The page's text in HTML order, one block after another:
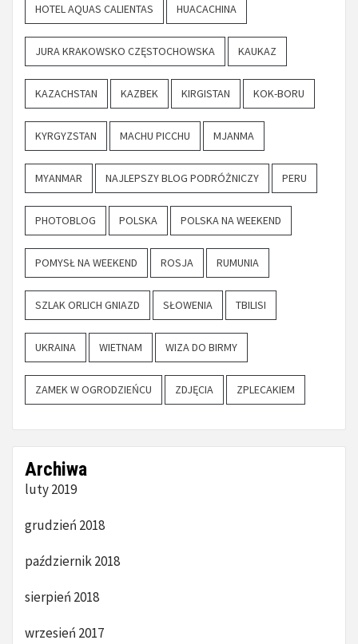
HOTEL AQUAS CALIENTAS HUACACHINA
JURA KRAKOWSKO CZĘSTOCHOWSKA KAUKAZ
KAZACHSTAN KAZBEK KIRGISTAN KOK-BORU
KYRGYZSTAN MACHU PICCHU MJANMA
MYANMAR NAJLEPSZY BLOG PODRÓŻNICZY PERU
PHOTOBLOG POLSKA POLSKA NA WEEKEND
POMYSŁ NA WEEKEND ROSJA RUMUNIA
SZLAK ORLICH GNIAZD SŁOWENIA TBILISI
UKRAINA WIETNAM WIZA DO BIRMY
ZAMEK W OGRODZIEŃCU ZDJĘCIA ZPLECAKIEM
Archiwa
luty 2019
grudzień 2018
październik 2018
sierpień 2018
wrzesień 2017